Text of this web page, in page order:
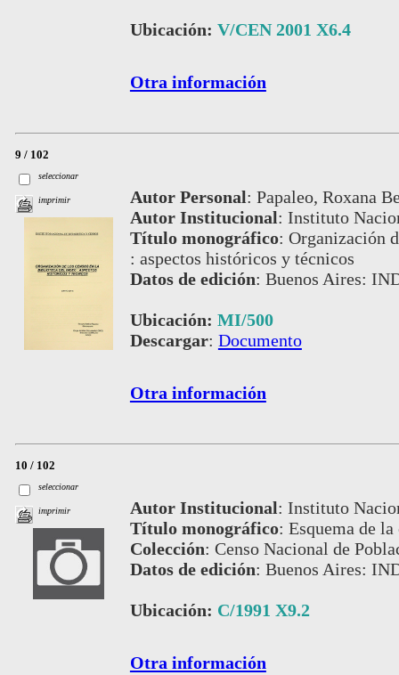
Ubicación: V/CEN 2001 X6.4
Otra información
9 / 102
seleccionar
imprimir Autor Personal: Papaleo, Roxana
Autor Institucional: Instituto
Título monográfico: Organización
: aspectos históricos y técnicos
Datos de edición: Buenos Aires:
Ubicación: MI/500
Descargar: Documento
Otra información
10 / 102
seleccionar
imprimir Autor Institucional: Instituto
Título monográfico: Esquema de
Colección: Censo Nacional de
Datos de edición: Buenos Aires:
Ubicación: C/1991 X9.2
Otra información